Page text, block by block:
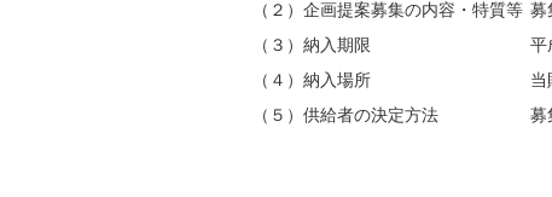
（２）企画提案募集の内容・特質等 募
（３）納入期限
平
（４）納入場所
当
（５）供給者の決定方法
募